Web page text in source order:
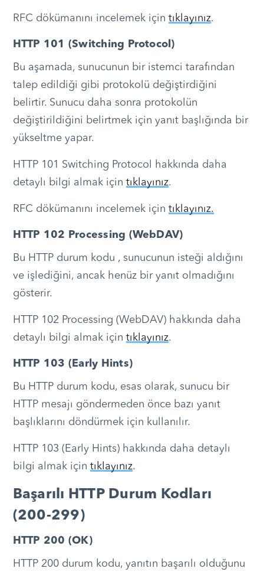
RFC dökümanını incelemek için tıklayınız.
HTTP 101 (Switching Protocol)
Bu aşamada, sunucunun bir istemci tarafından
talep edildiği gibi protokolü değiştirdiğini
belirtir. Sunucu daha sonra protokolün
değiştirildiğini belirtmek için yanıt başlığında bir
yükseltme yapar.
HTTP 101 Switching Protocol hakkında daha
detaylı bilgi almak için tıklayınız.
RFC dökümanını incelemek için tıklayınız.
HTTP 102 Processing (WebDAV)
Bu HTTP durum kodu , sunucunun isteği aldığını
ve işlediğini, ancak henüz bir yanıt olmadığını
gösterir.
HTTP 102 Processing (WebDAV) hakkında daha
detaylı bilgi almak için tıklayınız.
HTTP 103 (Early Hints)
Bu HTTP durum kodu, esas olarak, sunucu bir
HTTP mesajı göndermeden önce bazı yanıt
başlıklarını döndürmek için kullanılır.
HTTP 103 (Early Hints) hakkında daha detaylı
bilgi almak için tıklayınız.
Başarılı HTTP Durum Kodları
(200-299)
HTTP 200 (OK)
HTTP 200 durum kodu, yanıtın başarılı olduğunu